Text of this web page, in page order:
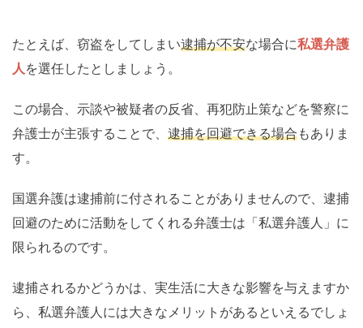
たとえば、窃盗をしてしまい逮捕が不安な場合に私選弁護
人 を選任したとしましょう。
この場合、示談や被疑者の反省、再犯防止策などを警察に
弁護士が主張することで、 逮捕を回避できる場合もありま
す。
国選弁護は逮捕前に付されることがありませんので、逮捕
回避のために活動をしてくれる弁護士は「私選弁護人」に
限られるのです。
逮捕されるかどうかは、実生活に大きな影響を与えますか
ら、私選弁護人には大きなメリットがあるといえるでしょ